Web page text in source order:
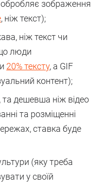
обробляє зображення
, ніж текст);
ніж текст чи
люди
20% тексту, а GIF
контент);
дешевша ніж відео
та розміщенні
ставка буде
(яку треба
у своїй